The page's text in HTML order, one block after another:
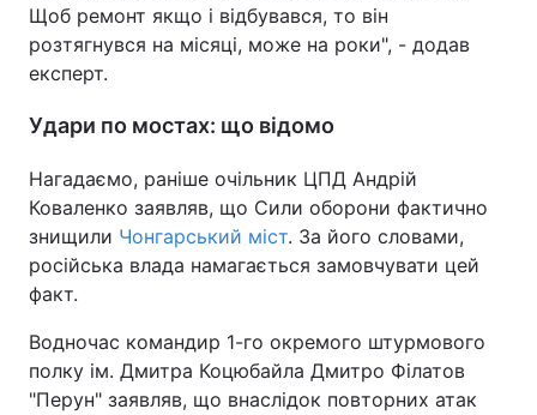
Щоб ремонт якщо і відбувався, то він
розтягнувся на місяці, може на роки", - додав
експерт.
Удари по мостах: що відомо
Нагадаємо, раніше очільник ЦПД Андрій
Коваленко заявляв, що Сили оборони фактично
знищили Чонгарський міст. За його словами,
російська влада намагається замовчувати цей
факт.
Водночас командир 1-го окремого штурмового
полку ім. Дмитра Коцюбайла Дмитро Філатов
"Перун" заявляв, що внаслідок повторних атак